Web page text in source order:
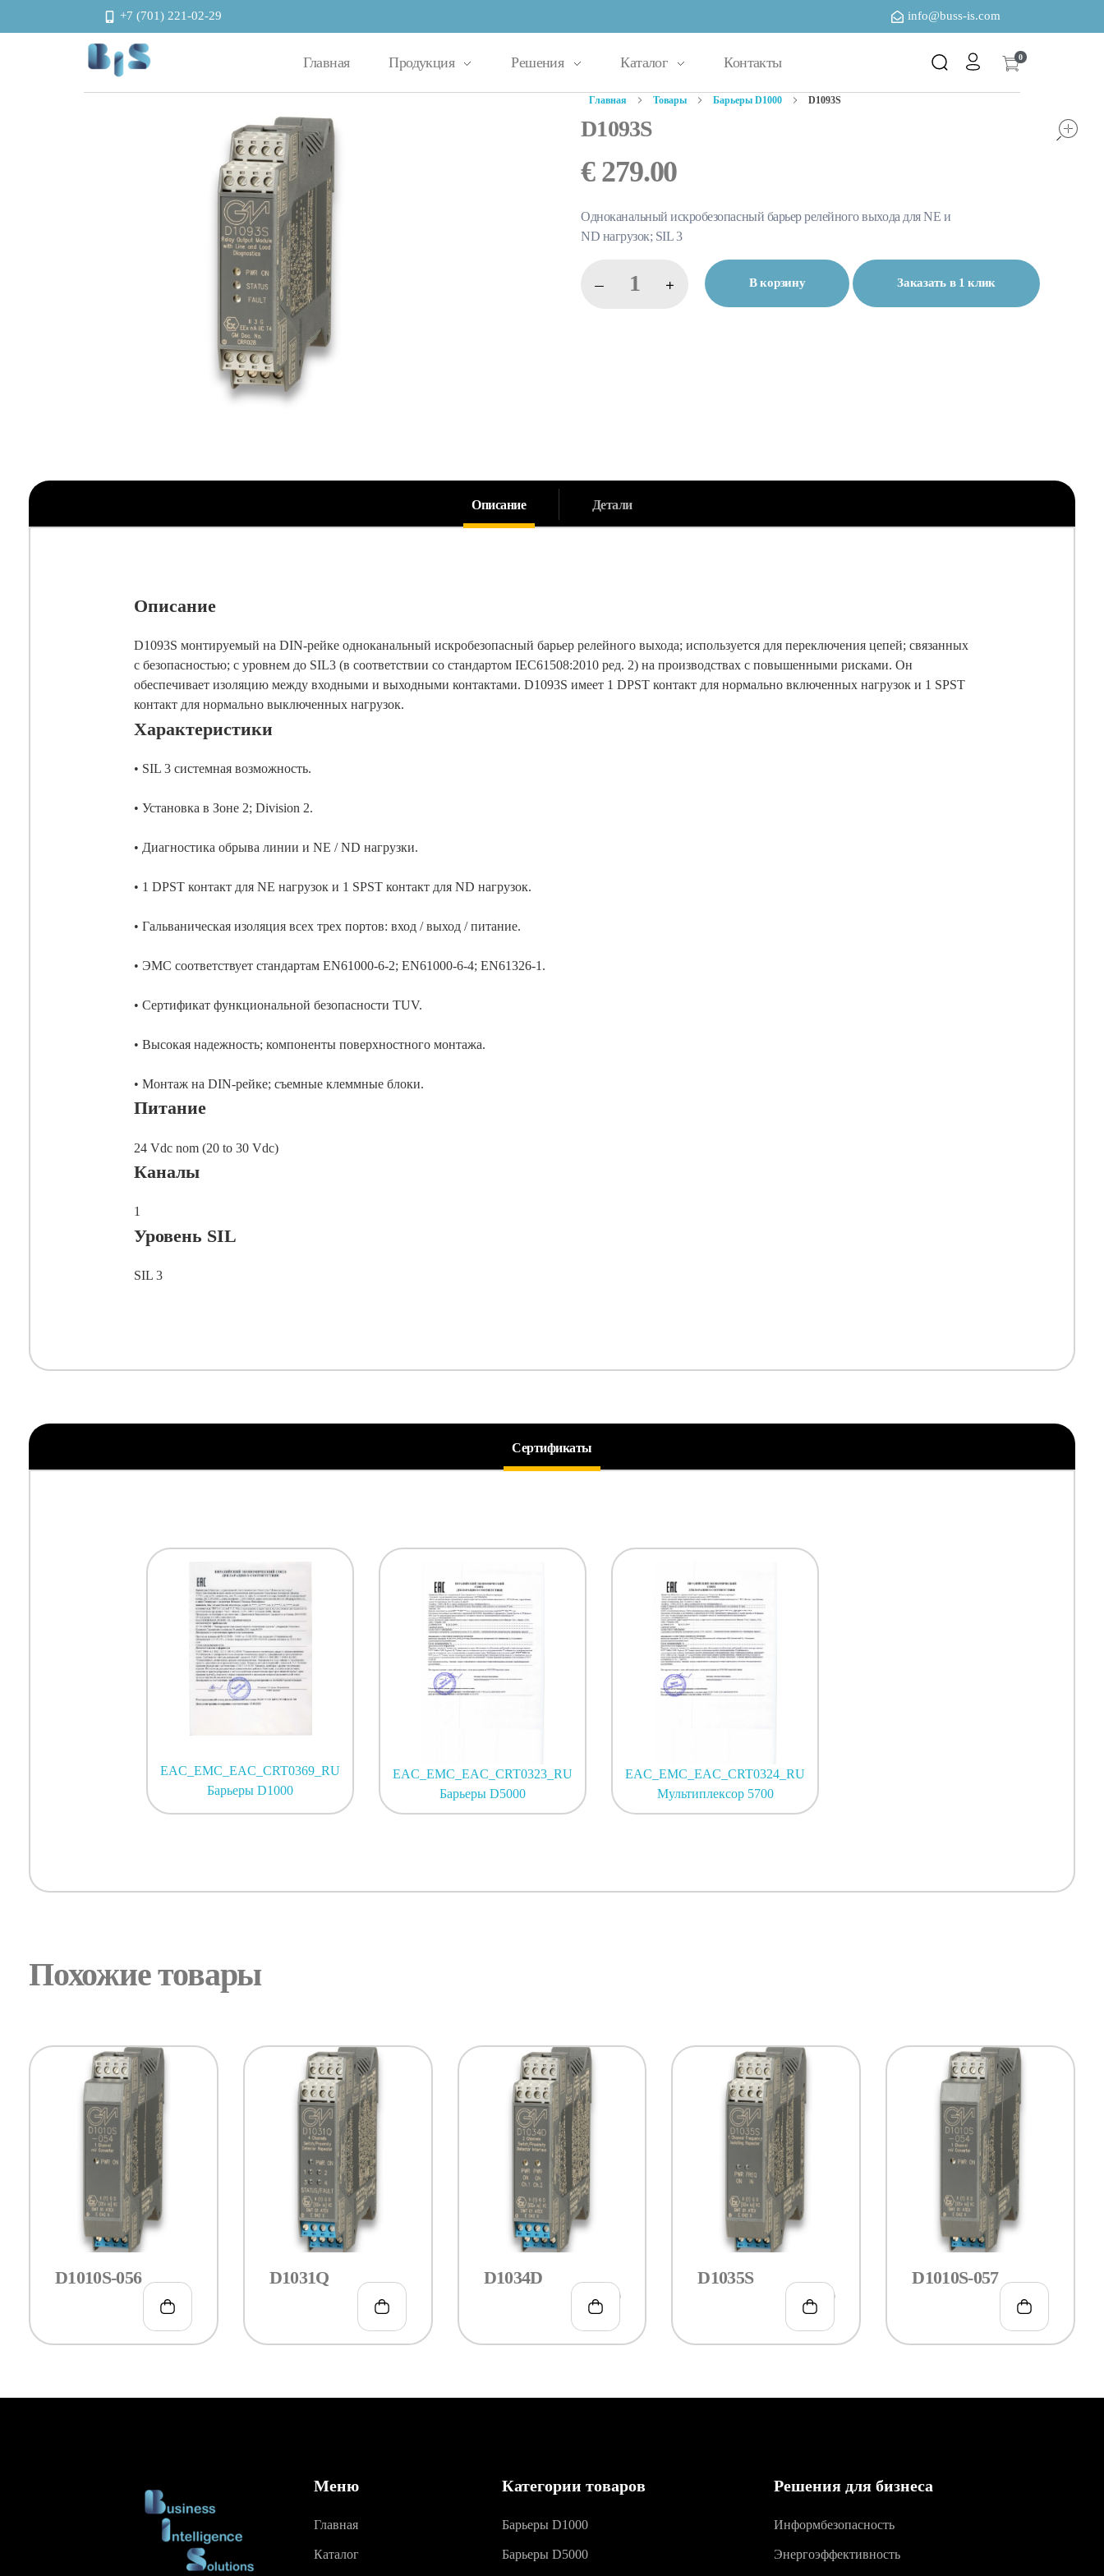
+7 (701) 221-02-29 info@buss-is.com
Автоматизация и энергоэффективность
Главная Продукция Решения Каталог Контакты 0
Главная Товары Барьеры D1000 D1093S
D1093S
€279.00
Одноканальный искробезопасный барьер релейного выхода для NE и
ND нагрузок; SIL 3
В корзину Заказать в 1 клик
Описание Детали
Описание
D1093S монтируемый на DIN-рейке одноканальный искробезопасный барьер релейного выхода; используется для переключения цепей; связанных
с безопасностью; с уровнем до SIL3 (в соответствии со стандартом IEC61508:2010 ред. 2) на производствах с повышенными рисками. Он
обеспечивает изоляцию между входными и выходными контактами. D1093S имеет 1 DPST контакт для нормально включенных нагрузок и 1 SPST
контакт для нормально выключенных нагрузок.
Характеристики
• SIL 3 системная возможность.
• Установка в Зоне 2; Division 2.
• Диагностика обрыва линии и NE / ND нагрузки.
• 1 DPST контакт для NE нагрузок и 1 SPST контакт для ND нагрузок.
• Гальваническая изоляция всех трех портов: вход / выход / питание.
• ЭМС соответствует стандартам EN61000-6-2; EN61000-6-4; EN61326-1.
• Сертификат функциональной безопасности TUV.
• Высокая надежность; компоненты поверхностного монтажа.
• Монтаж на DIN-рейке; съемные клеммные блоки.
Питание
24 Vdc nom (20 to 30 Vdc)
Каналы
1
Уровень SIL
SIL 3
Сертификаты
EAC_EMC_EAC_CRT0369_RU
Барьеры D1000
EAC_EMC_EAC_CRT0323_RU
Барьеры D5000
EAC_EMC_EAC_CRT0324_RU
Мультиплексор 5700
Похожие товары
D1010S-056
286.00
D1031Q
210.00
D1034D
278.00
D1035S
209.00
D1010S-057
286.00
Меню
Главная
Каталог
Категории товаров
Барьеры D1000
Барьеры D5000
Решения для бизнеса
Информбезопасность
Энергоэффективность